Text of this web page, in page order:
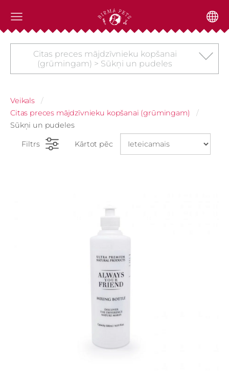
Citas preces mājdzīvnieku kopšanai
(grūmingam) > Sūkņi un pudeles
Veikals
Citas preces mājdzīvnieku kopšanai (grūmingam)
Sūkņi un pudeles
Filtrs Kārtot pēc